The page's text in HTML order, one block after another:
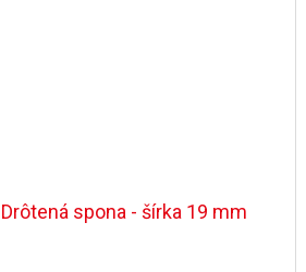
Drôtená spona - šírka 19 mm